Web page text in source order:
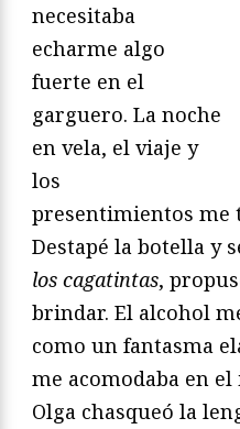
necesitaba
echarme algo
fuerte en el
garguero. La noche
en vela, el viaje y
los
presentimientos me
Destapé la botella y
los cagatintas,
brindar. El alcohol
como un fantasma
me acomodaba en
Olga chasqueó la